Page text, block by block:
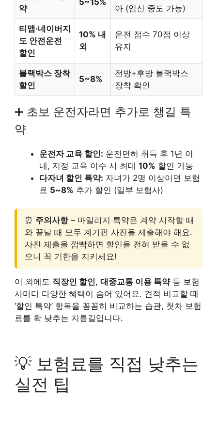
약
아 (임신 중도 가능)
티맵·네이버지
도 안전운전
할인
10% 내
외
운전 점수 70점 이상
유지
블랙박스 장착
할인
5~8%
전방+후방 블랙박스
장착 확인
➕ 초보 운전자라면 추가로 챙길 특
약
운전자 교육 할인: 운전면허 취득 후 1년 이
내, 지정 교육 이수 시 최대 10% 할인 가능
다자녀 할인 특약: 자녀가 2명 이상이면 보험
료 5~8% 추가 할인 (일부 보험사)
⏰ 주의사항– 마일리지 특약은 계약 시작할 때
와 끝날 때 모두 계기판 사진을 제출해야 해요.
사진 제출을 깜빡하면 할인을 전혀 받을 수 없
으니 꼭 기한을 지키세요!
이 외에도 직장인 할인, 대중교통 이용 특약등 보험
사마다 다양한 혜택이 숨어 있어요. 견적 비교할 때
‘할인 특약’ 항목을 꼼꼼히 비교하는 습관, 첫차 보험
료를 확 낮추는 지름길입니다.
💡 보험료를 직접 낮추는
실전 팁